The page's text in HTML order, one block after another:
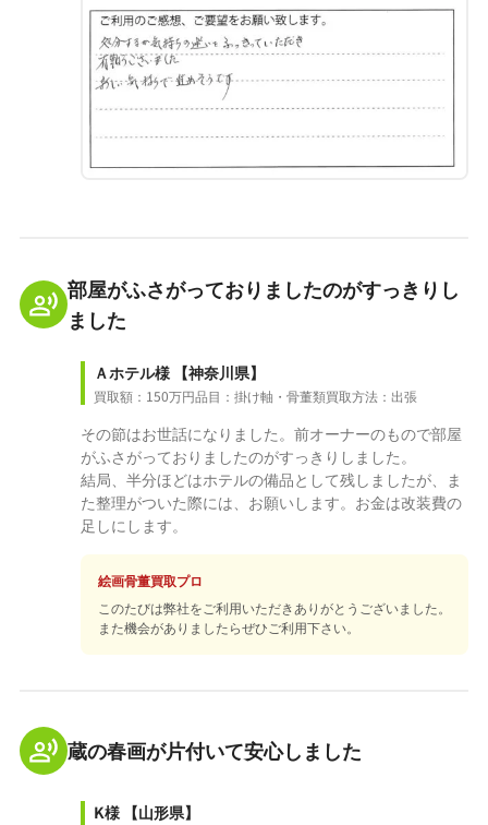
部屋がふさがっておりましたのがすっきりし
ました
Ａホテル様 【神奈川県】
買取額：150万円品目：掛け軸・骨董類買取方法：出張
その節はお世話になりました。前オーナーのもので部屋
がふさがっておりましたのがすっきりしました。
結局、半分ほどはホテルの備品として残しましたが、ま
た整理がついた際には、お願いします。お金は改装費の
足しにします。
絵画骨董買取プロ
このたびは弊社をご利用いただきありがとうございました。
また機会がありましたらぜひご利用下さい。
蔵の春画が片付いて安心しました
K様 【山形県】